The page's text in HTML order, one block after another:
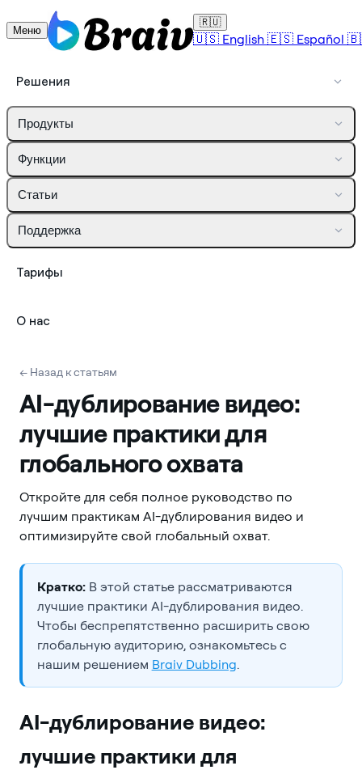
Меню
🇷🇺
🇺🇸 English 🇪🇸 Español
Решения
Продукты
Функции
Статьи
Поддержка
Тарифы
О нас
← Назад к статьям
AI-дублирование видео:
лучшие практики для
глобального охвата
Откройте для себя полное руководство по
лучшим практикам AI-дублирования видео и
оптимизируйте свой глобальный охват.
Кратко:В этой статье рассматриваются
лучшие практики AI-дублирования видео.
Чтобы беспрепятственно расширить свою
глобальную аудиторию, ознакомьтесь с
нашим решением Braiv Dubbing.
AI-дублирование видео:
лучшие практики для